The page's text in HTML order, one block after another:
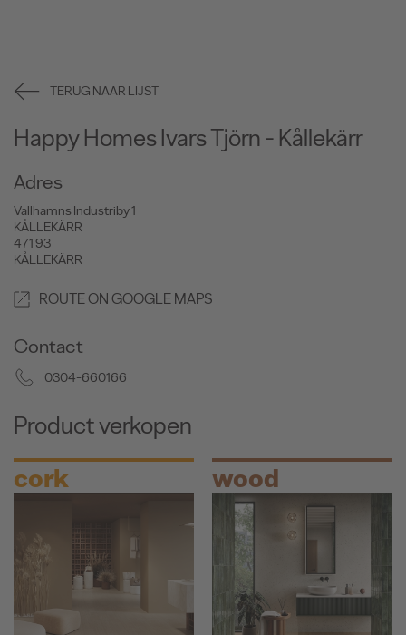
TERUG NAAR LIJST
Happy Homes Ivars Tjörn - Kållekärr
Adres
Vallhamns Industriby 1
KÅLLEKÄRR
471 93
KÅLLEKÄRR
ROUTE ON GOOGLE MAPS
Contact
0304-660166
Product verkopen
cork wood